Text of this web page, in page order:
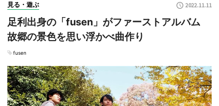
見る・遊ぶ 2022.11.11
足利出身の「fusen」がファーストアルバム
故郷の景色を思い浮かべ曲作り
fusen